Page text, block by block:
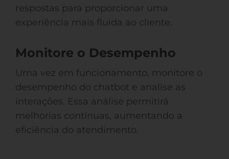
respostas para proporcionar uma
experiência mais fluida ao cliente.
Monitore o Desempenho
Uma vez em funcionamento, monitore o
desempenho do chatbot e analise as
interações. Essa análise permitirá
melhorias contínuas, aumentando a
eficiência do atendimento.